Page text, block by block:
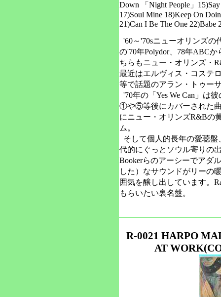
Down 「Night People」
17)Soul Mine 18)Keep On
21)Can I Be The One 22)Babe
'60～'70sニューオリンズ
の'70年Polydor、78年ABC
ちらもニュー・オリンズ・
最近はエルヴィス・コステ
等で話題のアラン・トゥー
'70年の「Yes We Can」は
①や⑤等後にカバーされた
にニュー・オリンズR&Bの
ム。
そして個人的長年の愛聴盤
代的にぐっとソウル寄りの
Bookerらのアーシーでアダ
した）なサウンドがリーの
囲気を醸し出しています。
もらいたい裏名盤。
R-0021 HARPO
AT